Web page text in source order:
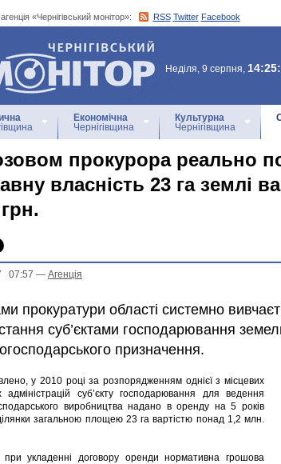
«Чернігівський монітор»: RSS Twitter Facebook
агенція
монітор»
Неділя, 9 серпня,
Економічна
Чернігівщина
Культурна
Чернігівщина
прокурора реально
власність 23 га землі
07:57 — Агенцiя
прокуратури області системно
суб’єктами господарювання
призначення.
у 2010 році за розпорядженням однієї з місцевих
адміністрацій суб’єкту господарювання для ведення
виробництва надано в оренду на 5 років
загальною площею 23 га вартістю понад 1,2 млн.
при укладенні договору оренди нормативна грошова